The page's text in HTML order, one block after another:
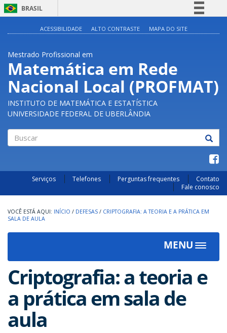
BRASIL
Acesso à informação
Legislação
Canais
ACESSIBILIDADE ALTO CONTRASTE MAPA DO SITE
Mestrado Profissional em
Matemática em Rede
Nacional Local (PROFMAT)
INSTITUTO DE MATEMÁTICA E ESTATÍSTICA
UNIVERSIDADE FEDERAL DE UBERLÂNDIA
Serviços Telefones Perguntas frequentes
Contato
Fale conosco
INÍCIO / DEFESAS / CRIPTOGRAFIA: A TEORIA E A PRÁTICA EM
SALA DE AULA
MENU
Toggle
Criptografia: a teoria e
a prática em sala de
aula